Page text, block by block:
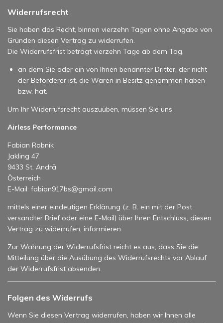
Widerrufsrecht
Sie haben das Recht, binnen vierzehn Tagen ohne Angabe von
Gründen diesen Vertrag zu widerrufen.
Die Widerrufsfrist beträgt vierzehn Tage ab dem Tag,
an dem Sie oder ein von Ihnen benannter Dritter, der nicht
der Beförderer ist, die Waren in Besitz genommen haben
bzw. hat.
Um Ihr Widerrufsrecht auszuüben, müssen Sie uns
Airless Performance
Fabian Robnik
Jakling 47
9433 St. Andrä
Österreich
E-Mail: fabian917bs@gmail.com
mittels einer eindeutigen Erklärung (z. B. ein mit der Post
versandter Brief oder eine E-Mail) über Ihren Entschluss, diesen
Vertrag zu widerrufen, informieren.
Zur Wahrung der Widerrufsfrist reicht es aus, dass Sie die
Mitteilung über die Ausübung des Widerrufsrechts vor Ablauf
der Widerrufsfrist absenden.
Folgen des Widerrufs
Wenn Sie diesen Vertrag widerrufen, haben wir Ihnen alle